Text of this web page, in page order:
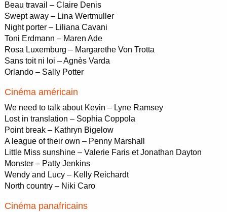
Beau travail – Claire Denis
Swept away – Lina Wertmuller
Night porter – Liliana Cavani
Toni Erdmann – Maren Ade
Rosa Luxemburg – Margarethe Von Trotta
Sans toit ni loi – Agnès Varda
Orlando – Sally Potter
Cinéma américain
We need to talk about Kevin – Lyne Ramsey
Lost in translation – Sophia Coppola
Point break – Kathryn Bigelow
A league of their own – Penny Marshall
Little Miss sunshine – Valerie Faris et Jonathan Dayton
Monster – Patty Jenkins
Wendy and Lucy – Kelly Reichardt
North country – Niki Caro
Cinéma panafricains